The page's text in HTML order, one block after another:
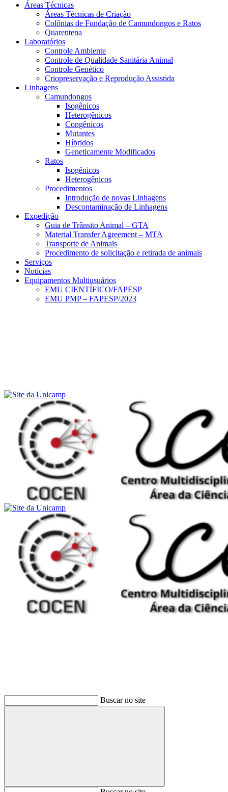
Áreas Técnicas
Áreas Técnicas de Criação
Colônias de Fundação de Camundongos e Ratos
Quarentena
Laboratórios
Controle Ambiente
Controle de Qualidade Sanitária Animal
Controle Genético
Criopreservação e Reprodução Assistida
Linhagens
Camundongos
Isogênicos
Heterogênicos
Congênicos
Mutantes
Híbridos
Geneticamente Modificados
Ratos
Isogênicos
Heterogênicos
Procedimentos
Introdução de novas Linhagens
Descontaminação de Linhagens
Expedição
Guia de Trânsito Animal – GTA
Material Transfer Agreement – MTA
Transporte de Animais
Procedimento de solicitação e retirada de animais
Serviços
Notícias
Equipamentos Multiusuários
EMU CIENTÍFICO/FAPESP
EMU PMP – FAPESP/2023
Buscar no site
Buscar